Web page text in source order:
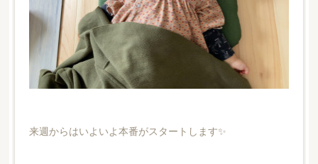
来週からはいよいよ本番がスタートします✨